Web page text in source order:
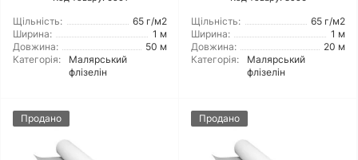
Щільність:
65 г/м2
Ширина:
1 м
Довжина:
50 м
Категорія:
Малярський
флізелін
Щільність:
65 г/м2
Ширина:
1 м
Довжина:
20 м
Категорія:
Малярський
флізелін
Продано Продано